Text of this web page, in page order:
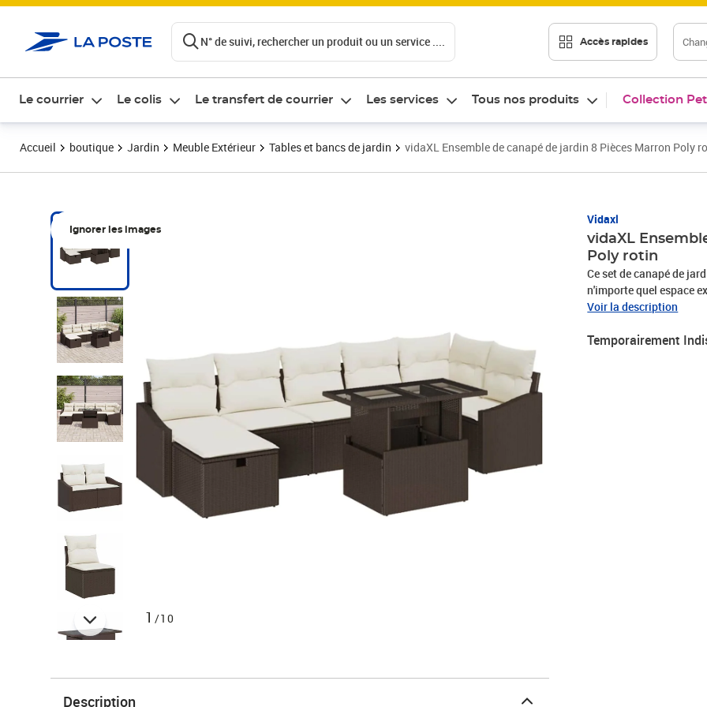
N° de suivi, rechercher un produit ou un service .... Accès rapides
Le courrier Le colis Le transfert de courrier Les services Tous nos produits Collection
Accueil boutique Jardin Meuble Extérieur Tables et bancs de jardin vidaXL Ensemble de canapé de jardin 8 Pièces Marron Poly
Ignorer les images
1 /10
Vidaxl
vidaXL
Poly rotin
Ce set de canapé de
n'importe quel espace
beauté du set vient de
pour des soirées entre
partie facilement pour
Voir la description
Temporairement
Description